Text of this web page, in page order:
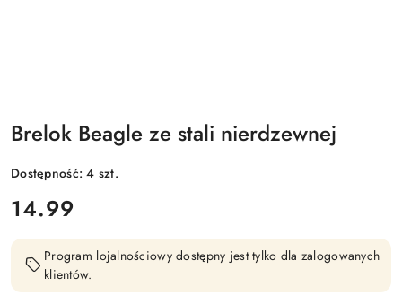
Brelok Beagle ze stali nierdzewnej
Dostępność:4 szt.
cena:
14.99
Program lojalnościowy dostępny jest tylko dla zalogowanych
klientów.